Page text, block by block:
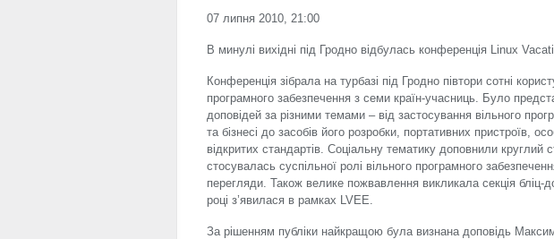
07 липня 2010, 21:00
В минулі вихідні під Гродно відбулась конференція Linux
Конференція зібрала на турбазі під Гродно півтори сотні
програмного забезпечення з семи країн-учасниць. Було
доповідей за різними темами – від застосування вільного
та бізнесі до засобів його розробки, портативних пристроїв,
відкритих стандартів. Соціальну тематику доповнили круглий
стосувалась суспільної ролі вільного програмного
перегляди. Також велике пожвавлення викликала секція бліц-
році з’явилася в рамках LVEE.
За рішенням публіки найкращою була визнана доповідь